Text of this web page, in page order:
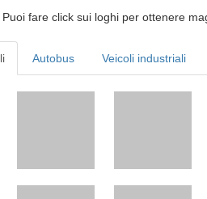
Puoi fare click sui loghi per ottenere
Autobus Veicoli industriali